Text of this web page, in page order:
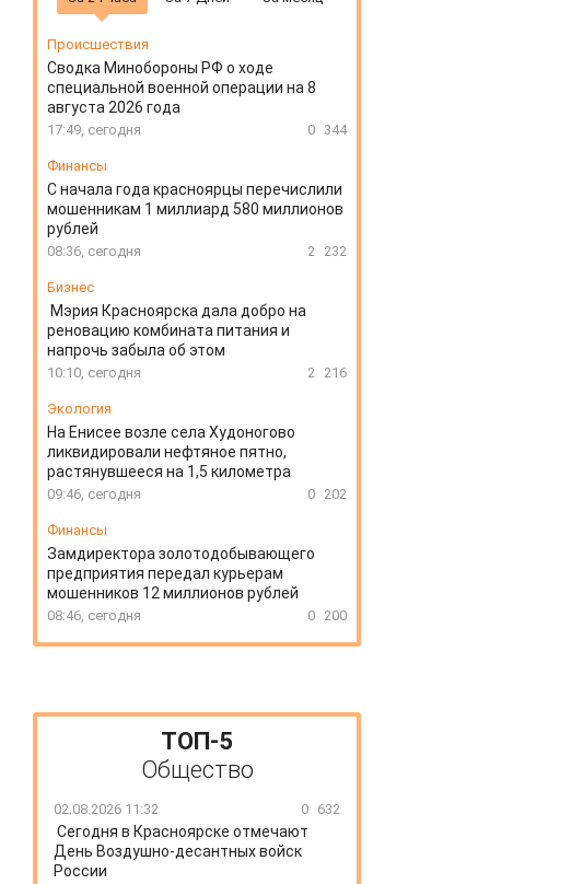
Происшествия
Сводка Минобороны РФ о ходе
специальной военной операции на 8
августа 2026 года
17:49, сегодня 0 344
Финансы
С начала года красноярцы перечислили
мошенникам 1 миллиард 580 миллионов
рублей
08:36, сегодня 2 232
Бизнес
Мэрия Красноярска дала добро на
реновацию комбината питания и
напрочь забыла об этом
10:10, сегодня 2 216
Экология
На Енисее возле села Худоногово
ликвидировали нефтяное пятно,
растянувшееся на 1,5 километра
09:46, сегодня 0 202
Финансы
Замдиректора золотодобывающего
предприятия передал курьерам
мошенников 12 миллионов рублей
08:46, сегодня 0 200
ТОП-5
Общество
02.08.2026 11:32 0 632
Сегодня в Красноярске отмечают
День Воздушно-десантных войск
России